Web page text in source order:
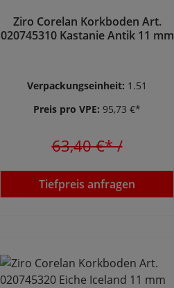
Ziro Corelan Korkboden Art.
020745310 Kastanie Antik 11 mm
Verpackungseinheit: 1.51
Preis pro VPE: 95,73 €*
63,40 €*/
Tiefpreis anfragen